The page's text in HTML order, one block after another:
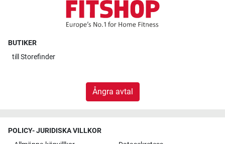
BUTIKER
till Storefinder
Ångra avtal
POLICY- JURIDISKA VILLKOR